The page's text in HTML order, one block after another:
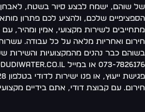
שוהם, ישמח לבצע סיור בשטח, לאבחן
שלכם, ולהציע לכם פתרון
ואחריות מלאה על כל עבודה. עשרות
כבר נהנים מהמקצועיות והשירות
עם קבוצת דודי, אתם בידיים